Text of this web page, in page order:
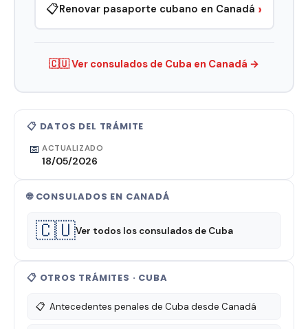
📋 DATOS DEL TRÁMITE
📅 ACTUALIZADO
18/05/2026
🌐 CONSULADOS EN CANADÁ
🇨🇺Ver todos los consulados de Cuba
📋 OTROS TRÁMITES · CUBA
📋 Antecedentes penales de Cuba desde Canadá
📋Renovar pasaporte cubano en Canadá ›
🇨🇺 Ver consulados de Cuba en Canadá →